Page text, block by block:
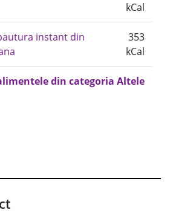
kCal
instant din
353
kCal
din categoria Altele